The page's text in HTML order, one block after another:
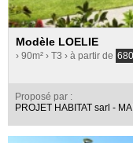
Modèle LOELIE
› 90m² › T3 › à partir de
Proposé par :
PROJET HABITAT sarl -